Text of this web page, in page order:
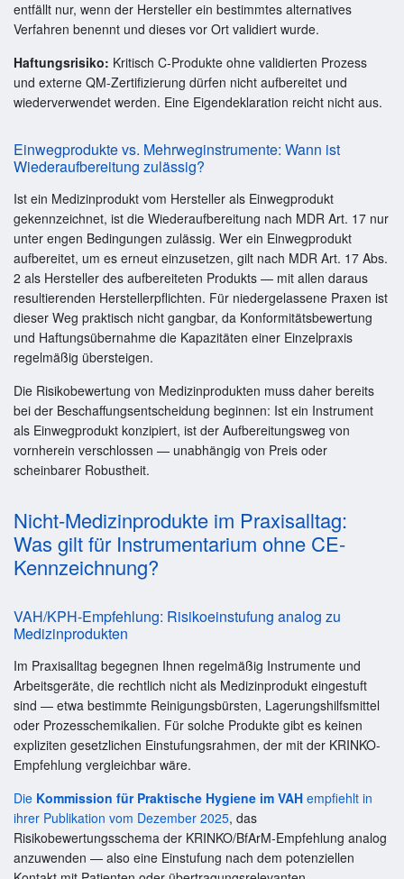
entfällt nur, wenn der Hersteller ein bestimmtes alternatives
Verfahren benennt und dieses vor Ort validiert wurde.
Haftungsrisiko: Kritisch C-Produkte ohne validierten Prozess
und externe QM-Zertifizierung dürfen nicht aufbereitet und
wiederverwendet werden. Eine Eigendeklaration reicht nicht aus.
Einwegprodukte vs. Mehrweginstrumente: Wann ist
Wiederaufbereitung zulässig?
Ist ein Medizinprodukt vom Hersteller als Einwegprodukt
gekennzeichnet, ist die Wiederaufbereitung nach MDR Art. 17 nur
unter engen Bedingungen zulässig. Wer ein Einwegprodukt
aufbereitet, um es erneut einzusetzen, gilt nach MDR Art. 17 Abs.
2 als Hersteller des aufbereiteten Produkts — mit allen daraus
resultierenden Herstellerpflichten. Für niedergelassene Praxen ist
dieser Weg praktisch nicht gangbar, da Konformitätsbewertung
und Haftungsübernahme die Kapazitäten einer Einzelpraxis
regelmäßig übersteigen.
Die Risikobewertung von Medizinprodukten muss daher bereits
bei der Beschaffungsentscheidung beginnen: Ist ein Instrument
als Einwegprodukt konzipiert, ist der Aufbereitungsweg von
vornherein verschlossen — unabhängig von Preis oder
scheinbarer Robustheit.
Nicht-Medizinprodukte im Praxisalltag:
Was gilt für Instrumentarium ohne CE-
Kennzeichnung?
VAH/KPH-Empfehlung: Risikoeinstufung analog zu
Medizinprodukten
Im Praxisalltag begegnen Ihnen regelmäßig Instrumente und
Arbeitsgeräte, die rechtlich nicht als Medizinprodukt eingestuft
sind — etwa bestimmte Reinigungsbürsten, Lagerungshilfsmittel
oder Prozesschemikalien. Für solche Produkte gibt es keinen
expliziten gesetzlichen Einstufungsrahmen, der mit der KRINKO-
Empfehlung vergleichbar wäre.
Die Kommission für Praktische Hygiene im VAH empfiehlt in
ihrer Publikation vom Dezember 2025, das
Risikobewertungsschema der KRINKO/BfArM-Empfehlung analog
anzuwenden — also eine Einstufung nach dem potenziellen